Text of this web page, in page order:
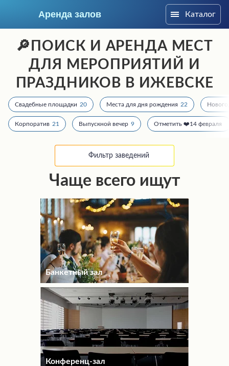
Аренда залов
+7 (909) 063-58-59
Подберите мне зал
Каталог
🔎ПОИСК И АРЕНДА МЕСТ
ДЛЯ МЕРОПРИЯТИЙ И
ПРАЗДНИКОВ В ИЖЕВСКЕ
Свадебные площадки 20 Места для дня рождения 22
Корпоратив 21 Выпускной вечер 9 Отметить ❤️14 февраля
Фильтр заведений
Чаще всего ищут
Банкетный зал
Конференц-зал